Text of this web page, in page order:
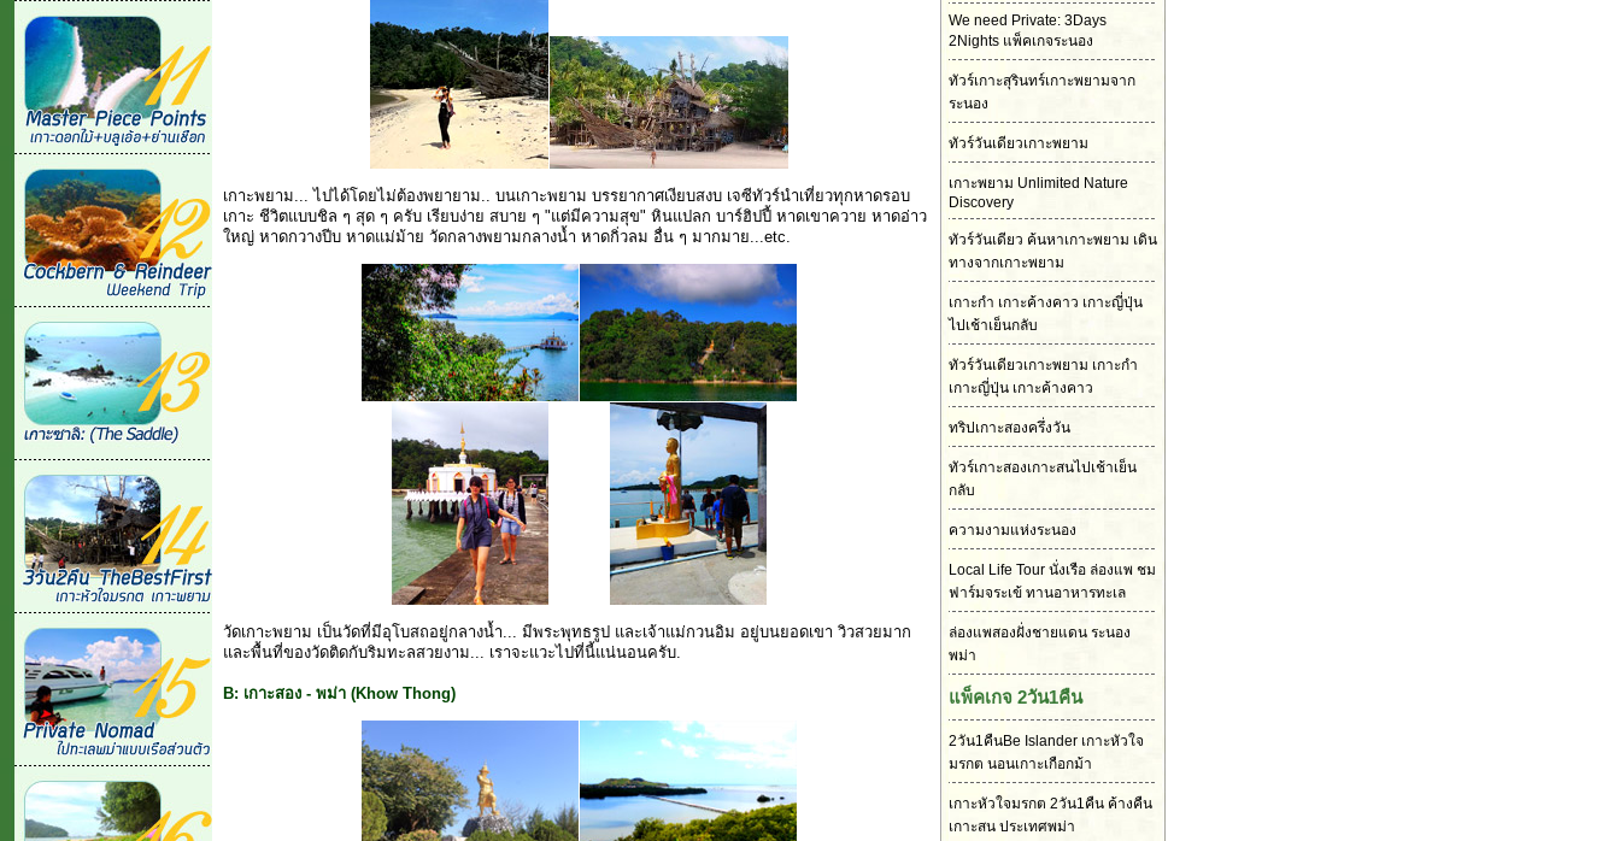
เกาะพยาม... ไปได้โดยไม่ต้องพยายาม.. บนเกาะพยาม บรรยากาศเงียบสงบ เจซีทัวร์นำเที่ยวทุกหาดรอบ
เกาะ ชีวิตแบบชิล ๆ สุด ๆ ครับ เรียบง่าย สบาย ๆ "แต่มีความสุข" หินแปลก บาร์ฮิปปี้ หาดเขาควาย หาดอ่าว
ใหญ่ หาดกวางปีบ หาดแม่ม้าย วัดกลางพยามกลางน้ำ หาดกิ่วลม อื่น ๆ มากมาย...etc.
วัดเกาะพยาม เป็นวัดที่มีอุโบสถอยู่กลางน้ำ... มีพระพุทธรูป และเจ้าแม่กวนอิม อยู่บนยอดเขา วิวสวยมาก
และพื้นที่ของวัดติดกับริมทะลสวยงาม... เราจะแวะไปที่นี้แน่นอนครับ.
B: เกาะสอง - พม่า (Khow Thong)
We need Private: 3Days
2Nights แพ็คเกจระนอง
ทัวร์เกาะสุรินทร์เกาะพยามจาก
ระนอง
ทัวร์วันเดียวเกาะพยาม
เกาะพยาม Unlimited Nature
Discovery
ทัวร์วันเดียว ค้นหาเกาะพยาม เดิน
ทางจากเกาะพยาม
เกาะกำ เกาะค้างคาว เกาะญี่ปุ่น
ไปเช้าเย็นกลับ
ทัวร์วันเดียวเกาะพยาม เกาะกำ
เกาะญี่ปุ่น เกาะค้างคาว
ทริปเกาะสองครึ่งวัน
ทัวร์เกาะสองเกาะสนไปเช้าเย็น
กลับ
ความงามแห่งระนอง
Local Life Tour นั่งเรือ ล่องแพ ชม
ฟาร์มจระเข้ ทานอาหารทะเล
ล่องแพสองฝั่งชายแดน ระนอง
พม่า
แพ็คเกจ 2วัน1คืน
2วัน1คืนBe Islander เกาะหัวใจ
มรกต นอนเกาะเกือกม้า
เกาะหัวใจมรกต 2วัน1คืน ค้างคืน
เกาะสน ประเทศพม่า